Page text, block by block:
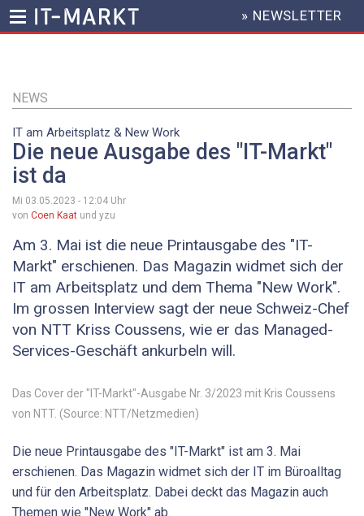
Inhalt
HEADER
MENU
» NEWSLETTER
NEWS
IT am Arbeitsplatz & New Work
Die neue Ausgabe des "IT-Markt"
ist da
Mi 03.05.2023 - 12:04 Uhr
von Coen Kaat und yzu
Am 3. Mai ist die neue Printausgabe des "IT-
Markt" erschienen. Das Magazin widmet sich der
IT am Arbeitsplatz und dem Thema "New Work".
Im grossen Interview sagt der neue Schweiz-Chef
von NTT Kriss Coussens, wie er das Managed-
Services-Geschäft ankurbeln will.
Das Cover der "IT-Markt"-Ausgabe Nr. 3/2023 mit Kris Coussens
von NTT. (Source: NTT/Netzmedien)
Die neue Printausgabe des "IT-Markt" ist am 3. Mai
erschienen. Das Magazin widmet sich der IT im Büroalltag
und für den Arbeitsplatz. Dabei deckt das Magazin auch
Themen wie "New Work" ab.